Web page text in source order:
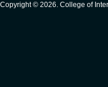
Copyright © 2026. College of